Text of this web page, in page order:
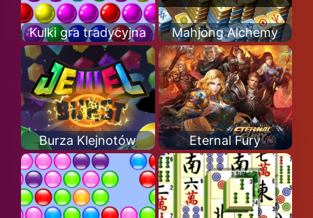
Kulki gra tradycyjna Mahjong Alchemy
Burza Klejnotów Eternal Fury